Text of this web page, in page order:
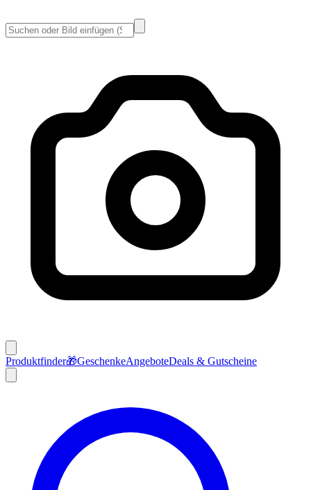
Produktfinder🎁GeschenkeAngeboteDeals & Gutscheine